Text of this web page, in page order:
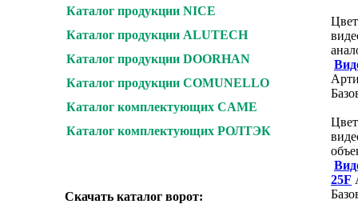
Каталог продукции NICE
Каталог продукции ALUTECH
Каталог продукции DOORHAN
Каталог продукции COMUNELLO
Каталог комплектующих CAME
Каталог комплектующих РОЛТЭК
Скачать каталог ворот:
25F